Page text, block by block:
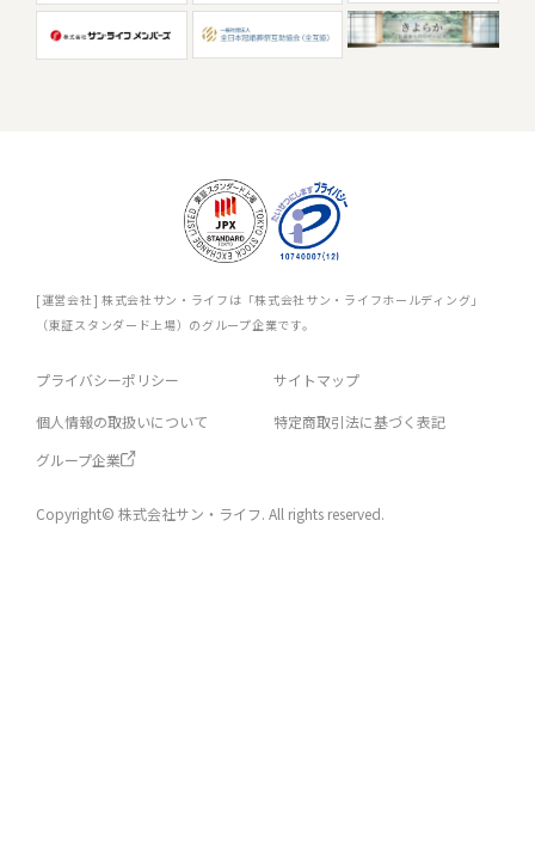
[運営会社] 株式会社サン・ライフは「株式会社サン・ライフホールディング」
（東証スタンダード上場）のグループ企業です。
プライバシーポリシー サイトマップ
個人情報の取扱いについて
特定商取引法に基づく表記
グループ企業
Copyright© 株式会社サン・ライフ. All rights reserved.